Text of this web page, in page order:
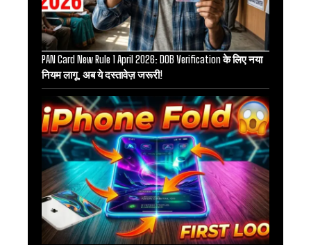
PAN Card New Rule 1 April 2026: DOB Verification के लिए नया
नियम लागू, अब ये दस्तावेज़ जरूरी!